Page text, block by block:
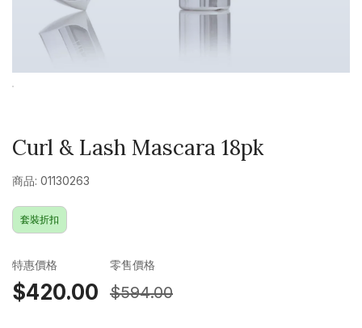
Curl & Lash Mascara 18pk
商品: 01130263
套裝折扣
特惠價格
$420.00
零售價格
$594.00